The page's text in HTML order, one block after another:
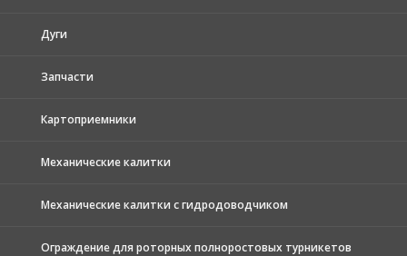
Дуги
Запчасти
Картоприемники
Механические калитки
Механические калитки с гидродоводчиком
Ограждение для роторных полноростовых турникетов